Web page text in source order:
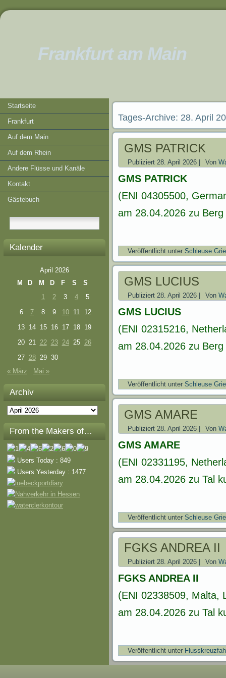
Frankfurt am Main
Startseite
Frankfurt
Auf dem Main
Auf dem Rhein
Andere Flüsse und Kanäle
Kontakt
Gästebuch
Kalender
April 2026
M
D M D F S
S
1
2 3 4
5
6
7 8 9 10 11
12
13 14 15 16 17 18
19
20 21 22 23 24 25 26
27 28 29 30
« März
Mai »
Archiv
Archiv
From the Makers of…
Users Today : 849
Users Yesterday : 1477
Tages-Archive: 28. April
GMS PATRICK
Publiziert 28. April 2026 Von
GMS PATRICK
(ENI 04305500,
am 28.04.2026 zu
Veröffentlicht unter Schleuse
GMS LUCIUS
Publiziert 28. April 2026 Von
GMS LUCIUS
(ENI 02315216,
am 28.04.2026 zu
Veröffentlicht unter Schleuse
GMS AMARE
Publiziert 28. April 2026 Von
GMS AMARE
(ENI 02331195,
am 28.04.2026 zu Tal
Veröffentlicht unter Schleuse
FGKS ANDREA II
Publiziert 28. April 2026 Von
FGKS ANDREA II
(ENI 02338509, Malta,
am 28.04.2026 zu Tal
Veröffentlicht unter